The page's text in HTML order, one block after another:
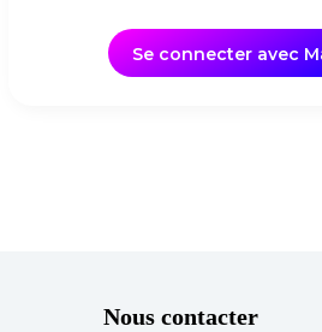
Se connecter avec
Nous contacter